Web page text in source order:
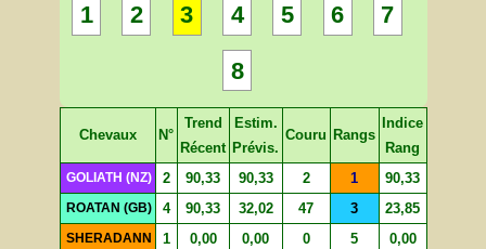
1 2 3 4 5 6 7
8
Chevaux N°
Trend
Récent
Estim.
Prévis.
Couru Rangs
Indice
Rang
GOLIATH (NZ) 2 90,33 90,33 2 1 90,33
ROATAN (GB) 4 90,33 32,02 47 3 23,85
SHERADANN 1 0,00 0,00 0 5 0,00